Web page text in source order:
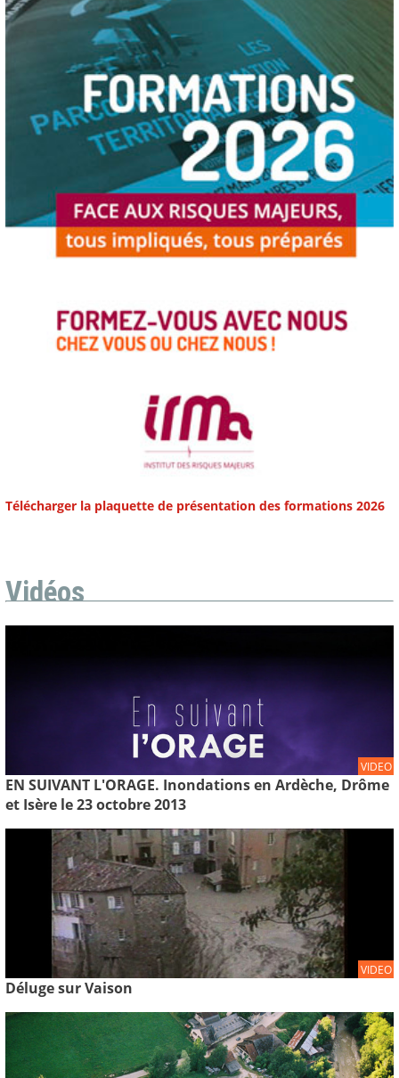
Télécharger la plaquette de présentation des formations 2026
Vidéos
VIDEO
EN SUIVANT L'ORAGE. Inondations en Ardèche, Drôme
et Isère le 23 octobre 2013
VIDEO
Déluge sur Vaison